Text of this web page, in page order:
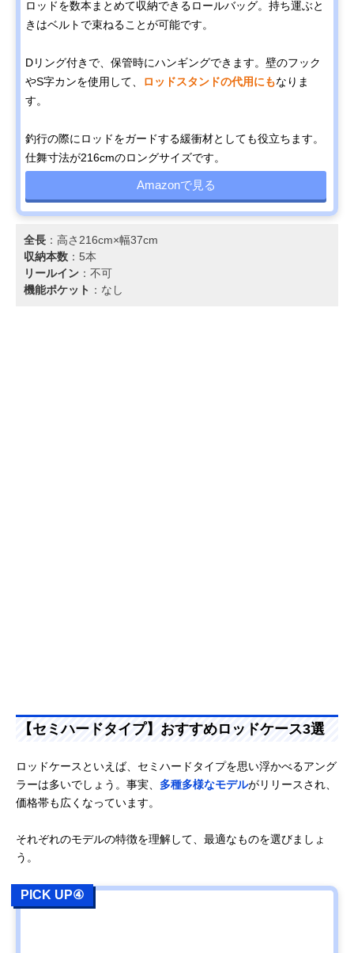
ロッドを数本まとめて収納できるロールバッグ。持ち運ぶと
きはベルトで束ねることが可能です。
Dリング付きで、保管時にハンギングできます。壁のフック
やS字カンを使用して、
ロッドスタンドの代用にもなりま
す。
釣行の際にロッドをガードする緩衝材としても役立ちます。
仕舞寸法が216cmのロングサイズです。
Amazonで見る
全長 ：高さ216cm×幅37cm
収納本数 ：5本
リールイン ：不可
機能ポケット ：なし
【セミハードタイプ】おすすめロッドケース3選
ロッドケースといえば、セミハードタイプを思い浮かべるアング
ラーは多いでしょう。事実、 多種多様なモデルがリリースされ、
価格帯も広くなっています。
それぞれのモデルの特徴を理解して、最適なものを選びましょ
う。
PICK UP④